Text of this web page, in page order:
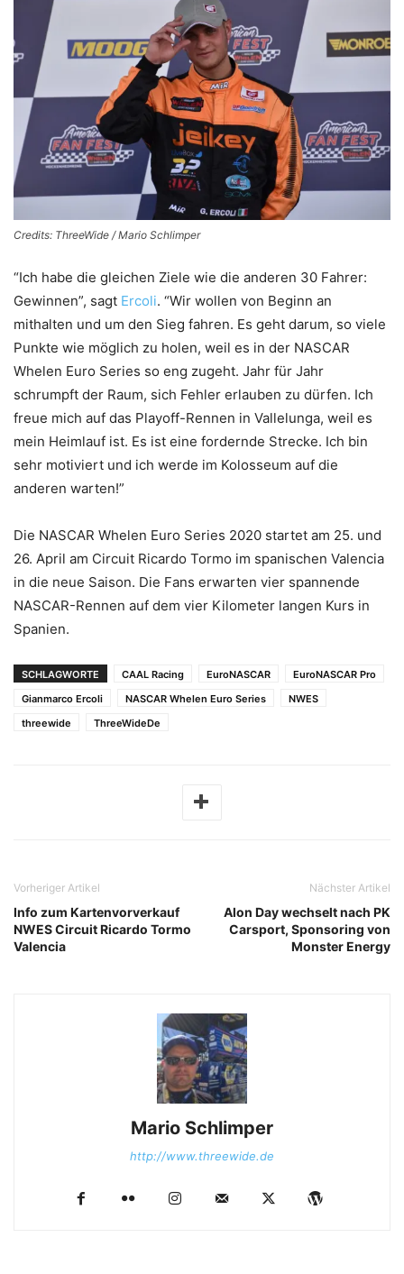
Credits: ThreeWide / Mario Schlimper
“Ich habe die gleichen Ziele wie die anderen 30 Fahrer:
Gewinnen”, sagt Ercoli. “Wir wollen von Beginn an
mithalten und um den Sieg fahren. Es geht darum, so viele
Punkte wie möglich zu holen, weil es in der NASCAR
Whelen Euro Series so eng zugeht. Jahr für Jahr
schrumpft der Raum, sich Fehler erlauben zu dürfen. Ich
freue mich auf das Playoff-Rennen in Vallelunga, weil es
mein Heimlauf ist. Es ist eine fordernde Strecke. Ich bin
sehr motiviert und ich werde im Kolosseum auf die
anderen warten!”
Die NASCAR Whelen Euro Series 2020 startet am 25. und
26. April am Circuit Ricardo Tormo im spanischen Valencia
in die neue Saison. Die Fans erwarten vier spannende
NASCAR-Rennen auf dem vier Kilometer langen Kurs in
Spanien.
SCHLAGWORTE CAAL Racing EuroNASCAR
EuroNASCAR Pro
Gianmarco Ercoli
NASCAR Whelen Euro Series
NWES
threewide
ThreeWideDe
Vorheriger Artikel
Info zum Kartenvorverkauf
NWES Circuit Ricardo Tormo
Valencia
Nächster Artikel
Alon Day wechselt nach PK
Carsport, Sponsoring von
Monster Energy
Mario Schlimper
http://www.threewide.de